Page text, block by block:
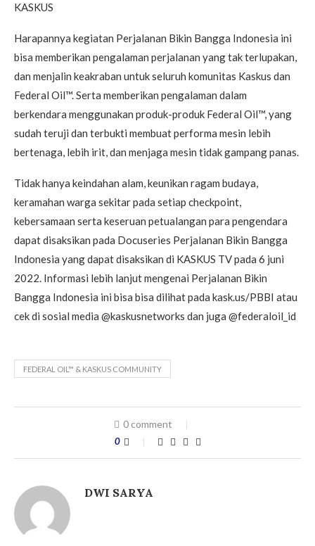
KASKUS
Harapannya kegiatan Perjalanan Bikin Bangga Indonesia ini
bisa memberikan pengalaman perjalanan yang tak terlupakan,
dan menjalin keakraban untuk seluruh komunitas Kaskus dan
Federal Oil™. Serta memberikan pengalaman dalam
berkendara menggunakan produk-produk Federal Oil™, yang
sudah teruji dan terbukti membuat performa mesin lebih
bertenaga, lebih irit, dan menjaga mesin tidak gampang panas.
Tidak hanya keindahan alam, keunikan ragam budaya,
keramahan warga sekitar pada setiap checkpoint,
kebersamaan serta keseruan petualangan para pengendara
dapat disaksikan pada Docuseries Perjalanan Bikin Bangga
Indonesia yang dapat disaksikan di KASKUS TV pada 6 juni
2022. Informasi lebih lanjut mengenai Perjalanan Bikin
Bangga Indonesia ini bisa bisa dilihat pada kask.us/PBBI atau
cek di sosial media @kaskusnetworks dan juga @federaloil_id
FEDERAL OIL™ & KASKUS COMMUNITY
0 comment
0
DWI SARYA